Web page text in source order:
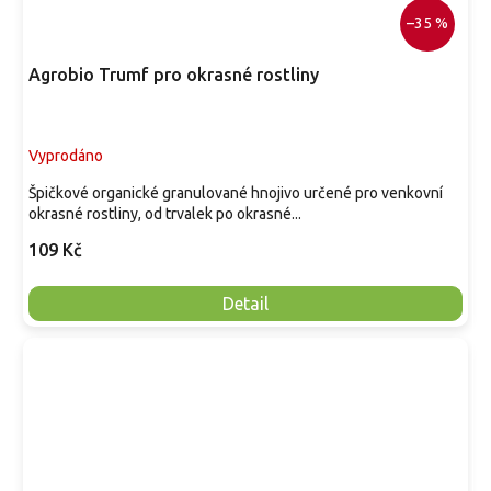
–35 %
Agrobio Trumf pro okrasné rostliny
Vyprodáno
109 Kč
Detail
Špičkové organické granulované hnojivo určené pro venkovní
okrasné rostliny, od trvalek po okrasné...